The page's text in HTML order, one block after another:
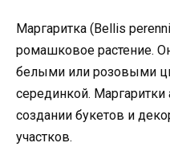
Маргаритка (Bellis
ромашковое растение.
белыми или розовыми
серединкой. Маргаритки
создании букетов и
участков.